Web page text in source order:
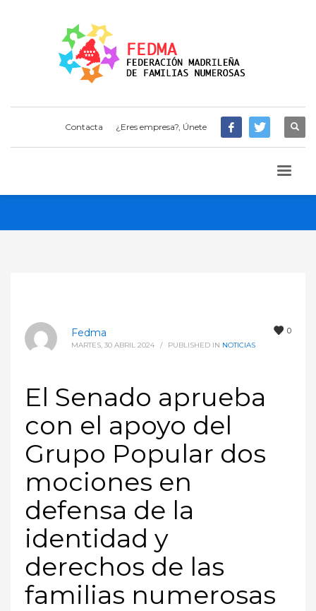
Contacta ¿Eres empresa?, Únete
0
Fedma
MARTES, 30 ABRIL 2024 / PUBLISHED IN NOTICIAS
El Senado aprueba
con el apoyo del
Grupo Popular dos
mociones en
defensa de la
identidad y
derechos de las
familias numerosas